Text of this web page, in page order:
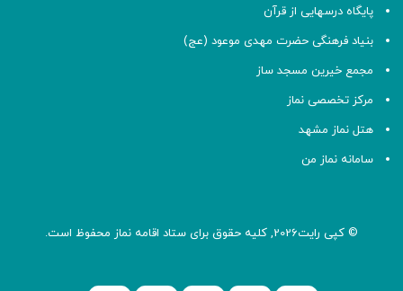
پایگاه درسهایی از قرآن
بنیاد فرهنگی حضرت مهدی موعود (عج)
مجمع خیرین مسجد ساز
مرکز تخصصی نماز
هتل نماز مشهد
سامانه نماز من
© کپی رایت2026, کلیه حقوق برای ستاد اقامه نماز محفوظ است.